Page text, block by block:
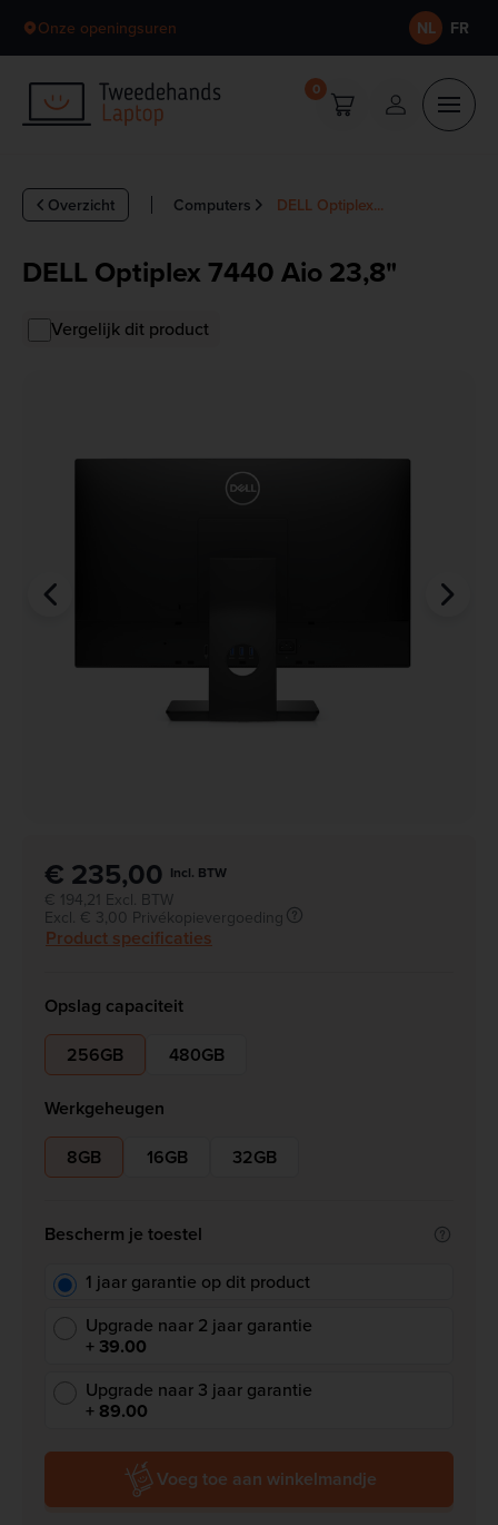
Onze openingsuren NL FR
0
Computers DELL Optiplex...
Overzicht
DELL Optiplex 7440 Aio 23,8"
Vergelijk dit product
€ 235,00 Incl. BTW
€ 194,21 Excl. BTW
Excl. € 3,00 Privékopievergoeding
Product specificaties
Opslag capaciteit
256GB
480GB
Werkgeheugen
8GB
16GB 32GB
Bescherm je toestel
1 jaar garantie op dit product
Upgrade naar 2 jaar garantie
+ 39.00
Upgrade naar 3 jaar garantie
+ 89.00
Voeg toe aan winkelmandje